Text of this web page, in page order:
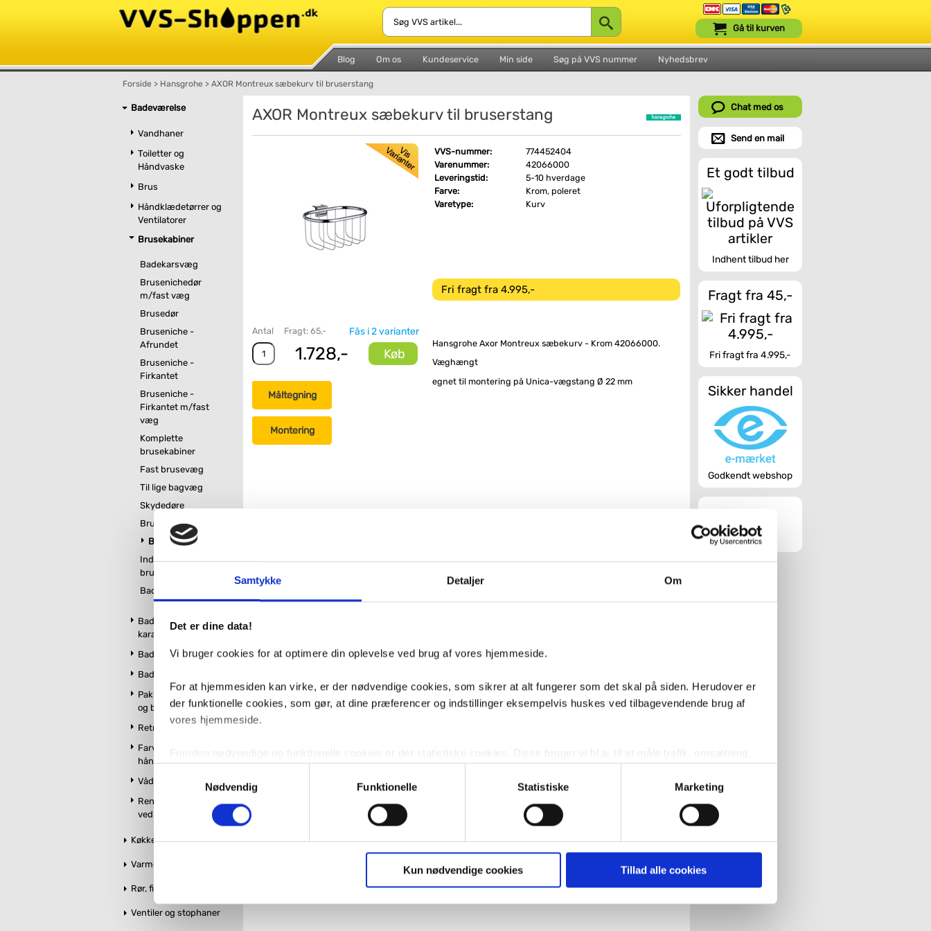
Samtykke Detaljer Om
Det er dine data!
Vi bruger cookies for at optimere din oplevelse ved brug af vores hjemmeside.
For at hjemmesiden kan virke, er der nødvendige cookies, som sikrer at alt fungerer som det skal på siden. Herudover er
der funktionelle cookies, som gør, at dine præferencer og indstillinger eksempelvis huskes ved tilbagevendende brug af
vores hjemmeside.
Foruden nødvendige og funktionelle cookies er der statistiske cookies. Disse bruger vi bl.a. til at måle trafik, omsætning,
med henblik på annonceindhold, som giver mening for den enkelte af vores kunder.
VVS-Shoppen.dk bruger både egne cookies og tredjeparts cookies. Ved at klikke 'Vis detaljer' nedenfor kan du se hvilke
Hvis du accepterer alle cookies, så giver du samtykke til de ovenfor nævnte formål med de pågældende cookies. Du har
imidlertid også mulighed for at vælge bestemte cookie-typer til og fra nedenfor. Til enhver tid er det ligeledes muligt, at
ændre i dit samtykke, hvis du måtte ønske det.
Nødvendig
Funktionelle Statistiske Marketing
Kun nødvendige cookies Tillad alle cookies
Blog Om os Kundeservice Min side Søg på VVS nummer Nyhedsbrev
Gå til kurven
Forside > Hansgrohe > AXOR Montreux sæbekurv til bruserstang
Badeværelse
Vandhaner
Toiletter og
Håndvaske
Brus
Håndklædetørrer og
Ventilatorer
Brusekabiner
Badekarsvæg
Brusenichedør
m/fast væg
Brusedør
Bruseniche -
Afrundet
Bruseniche -
Firkantet
Bruseniche -
Firkantet m/fast
væg
Komplette
brusekabiner
Fast brusevæg
Til lige bagvæg
Skydedøre
Brusebunde
Brusehylde til bad
Indbygget
brusehylde
Badskraber
Badekar og
kararmatur
Badeværelsesmøbler
Badeværelsestilbehør
Pakker m. vandhane
og brus
Retro badeværelse
Farvet toilet &
håndvask
Vådrumslamper
Rengøring og
vedligeholdelse
Køkken
Varme og styring
Rør, fittings og tilbehør
Ventiler og stophaner
AXOR Montreux sæbekurv til bruserstang
Fås i 2 varianter
Antal Fragt: 65,-
1.728,- Køb
Måltegning
Montering
VVS-nummer:
774452404
Varenummer:
42066000
Leveringstid:
5-10 hverdage
Farve:
Krom, poleret
Varetype:
Kurv
Fri fragt fra 4.995,-
Hansgrohe Axor Montreux sæbekurv - Krom 42066000.
Væghængt
egnet til montering på Unica-vægstang Ø 22 mm
Chat med os
Send en mail
Et godt tilbud
Indhent tilbud her
Fragt fra 45,-
Fri fragt fra 4.995,-
Sikker handel
Godkendt webshop